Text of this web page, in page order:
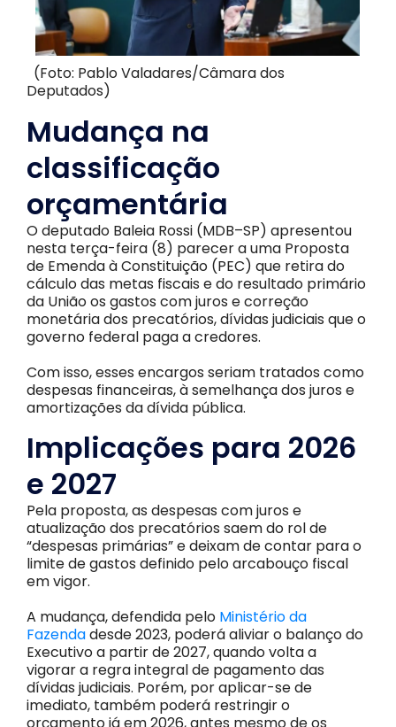
(Foto: Pablo Valadares/Câmara dos
Deputados)
Mudança na
classificação
orçamentária
O deputado Baleia Rossi (MDB–SP) apresentou
nesta terça-feira (8) parecer a uma Proposta
de Emenda à Constituição (PEC) que retira do
cálculo das metas fiscais e do resultado primário
da União os gastos com juros e correção
monetária dos precatórios, dívidas judiciais que o
governo federal paga a credores.
Com isso, esses encargos seriam tratados como
despesas financeiras, à semelhança dos juros e
amortizações da dívida pública.
Implicações para 2026
e 2027
Pela proposta, as despesas com juros e
atualização dos precatórios saem do rol de
“despesas primárias” e deixam de contar para o
limite de gastos definido pelo arcabouço fiscal
em vigor.
A mudança, defendida pelo Ministério da
Fazendadesde 2023, poderá aliviar o balanço do
Executivo a partir de 2027, quando volta a
vigorar a regra integral de pagamento das
dívidas judiciais. Porém, por aplicar-se de
imediato, também poderá restringir o